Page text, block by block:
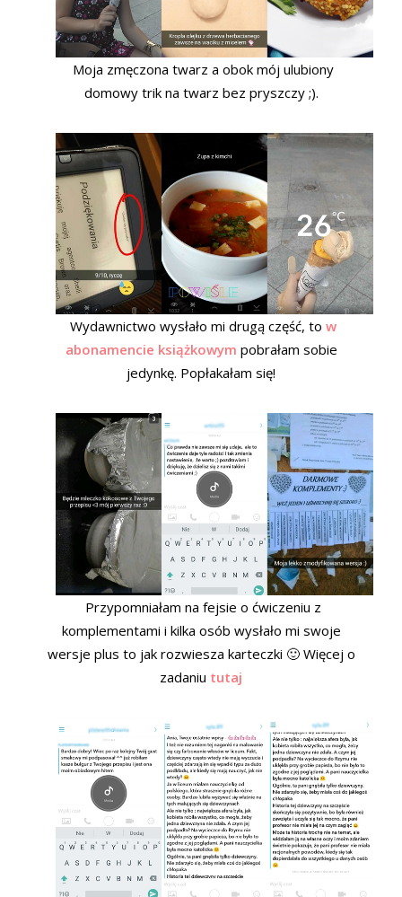
Moja zmęczona twarz a obok mój ulubiony
domowy trik na twarz bez pryszczy ;).
Wydawnictwo wysłało mi drugą część, to w
abonamencie książkowym pobrałam sobie
jedynkę. Popłakałam się!
Przypomniałam na fejsie o ćwiczeniu z
komplementami i kilka osób wysłało mi swoje
wersje plus to jak rozwiesza karteczki 🙂 Więcej o
zadaniu tutaj